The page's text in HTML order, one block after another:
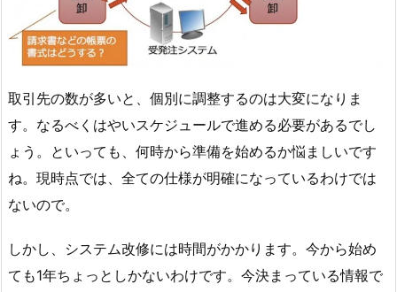
取引先の数が多いと、個別に調整するのは大変になりま
す。なるべくはやいスケジュールで進める必要があるでし
ょう。といっても、何時から準備を始めるか悩ましいです
ね。現時点では、全ての仕様が明確になっているわけでは
ないので。
しかし、システム改修には時間がかかります。今から始め
ても1年ちょっとしかないわけです。今決まっている情報で